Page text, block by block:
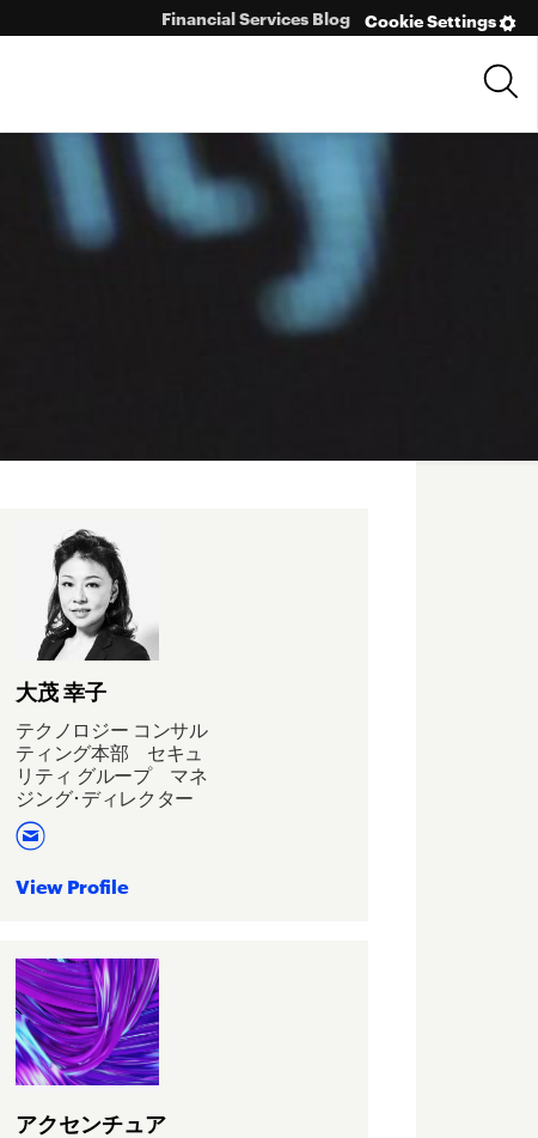
Cookie Settings
Financial Services Blog
大茂 幸子
テクノロジー コンサル
ティング本部 セキュ
リティ グループ マネ
ジング･ディレクター
View Profile
アクセンチュア